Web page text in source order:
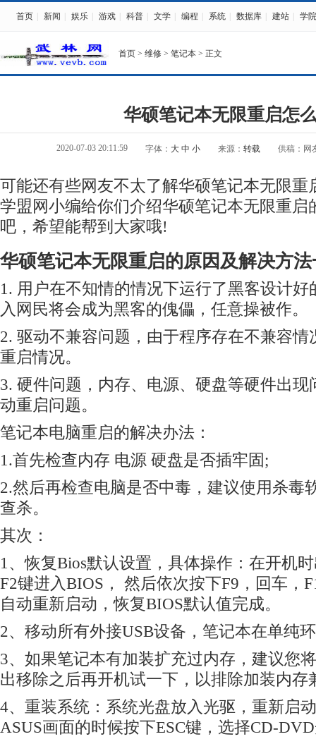
首页 新闻 娱乐 游戏 科普 文学 编程 系统 数据库 建站 学院
首页 > 维修 > 笔记本 > 正文
华硕笔记本无限重启怎
2020-07-03 20:11:59 字体： 大 中 小 来源： 转载 供稿：网
可能还有些网友不太了解华硕笔记本无限重
学盟网小编给你们介绍华硕笔记本无限重启
吧，希望能帮到大家哦!
华硕笔记本无限重启的原因及解决方
1. 用户在不知情的情况下运行了黑客设计
入网民将会成为黑客的傀儡，任意操被作。
2. 驱动不兼容问题，由于程序存在不兼容情
重启情况。
3. 硬件问题，内存、电源、硬盘等硬件出现
动重启问题。
笔记本电脑重启的解决办法：
1.首先检查内存 电源 硬盘是否插牢固;
2.然后再检查电脑是否中毒，建议使用杀毒
查杀。
其次：
1、恢复Bios默认设置，具体操作：在开机
F2键进入BIOS， 然后依次按下F9，回车，
自动重新启动，恢复BIOS默认值完成。
2、移动所有外接USB设备，笔记本在单纯
3、如果笔记本有加装扩充过内存，建议您
出移除之后再开机试一下，以排除加装内存
4、重装系统：系统光盘放入光驱，重新启
ASUS画面的时候按下ESC键，选择CD-